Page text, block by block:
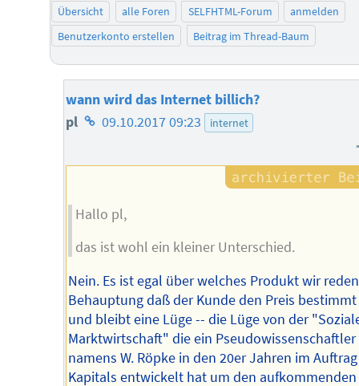
Übersicht alle Foren SELFHTML-Forum
anmelden
Benutzerkonto erstellen
Beitrag im Thread-Baum
wann wird das Internet billich?
pl Homepage
Autors
09.10.2017 09:23 internet
Hallo pl,
das ist wohl ein kleiner Unterschied.
Nein. Es ist egal über welches Produkt wir
Behauptung daß der Kunde den Preis
und bleibt eine Lüge -- die Lüge von der
Marktwirtschaft" die ein Pseudowissenschaftler
namens W. Röpke in den 20er Jahren im
Kapitals entwickelt hat um den aufkommenden